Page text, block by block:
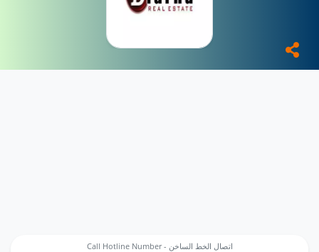
Call Hotline Number - اتصال الخط الساخن